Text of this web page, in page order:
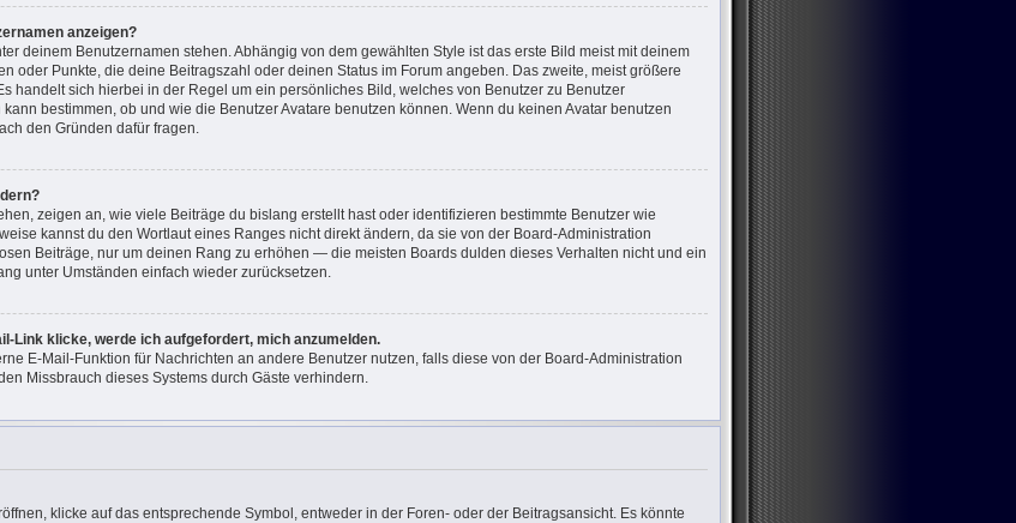
anzeigen?
deinem Benutzernamen stehen. Abhängig von dem gewählten Style ist das erste Bild meist mit deinem
oder Punkte, die deine Beitragszahl oder deinen Status im Forum angeben. Das zweite, meist größere
handelt sich hierbei in der Regel um ein persönliches Bild, welches von Benutzer zu Benutzer
bestimmen, ob und wie die Benutzer Avatare benutzen können. Wenn du keinen Avatar benutzen
den Gründen dafür fragen.
zeigen an, wie viele Beiträge du bislang erstellt hast oder identifizieren bestimmte Benutzer wie
kannst du den Wortlaut eines Ranges nicht direkt ändern, da sie von der Board-Administration
Beiträge, nur um deinen Rang zu erhöhen — die meisten Boards dulden dieses Verhalten nicht und ein
unter Umständen einfach wieder zurücksetzen.
Link klicke, werde ich aufgefordert, mich anzumelden.
E-Mail-Funktion für Nachrichten an andere Benutzer nutzen, falls diese von der Board-Administration
Missbrauch dieses Systems durch Gäste verhindern.
klicke auf das entsprechende Symbol, entweder in der Foren- oder der Beitragsansicht. Es könnte